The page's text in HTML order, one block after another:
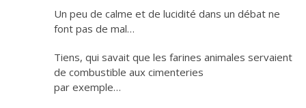
Un peu de calme et de lucidité dans un débat ne
font pas de mal…
Tiens, qui savait que les farines animales servaient
de combustible aux cimenteries
par exemple…